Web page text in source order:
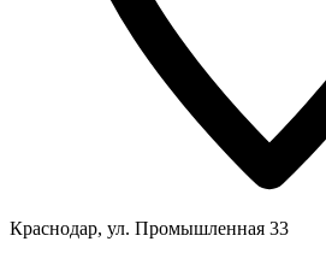
Краснодар, ул. Промышленная 33